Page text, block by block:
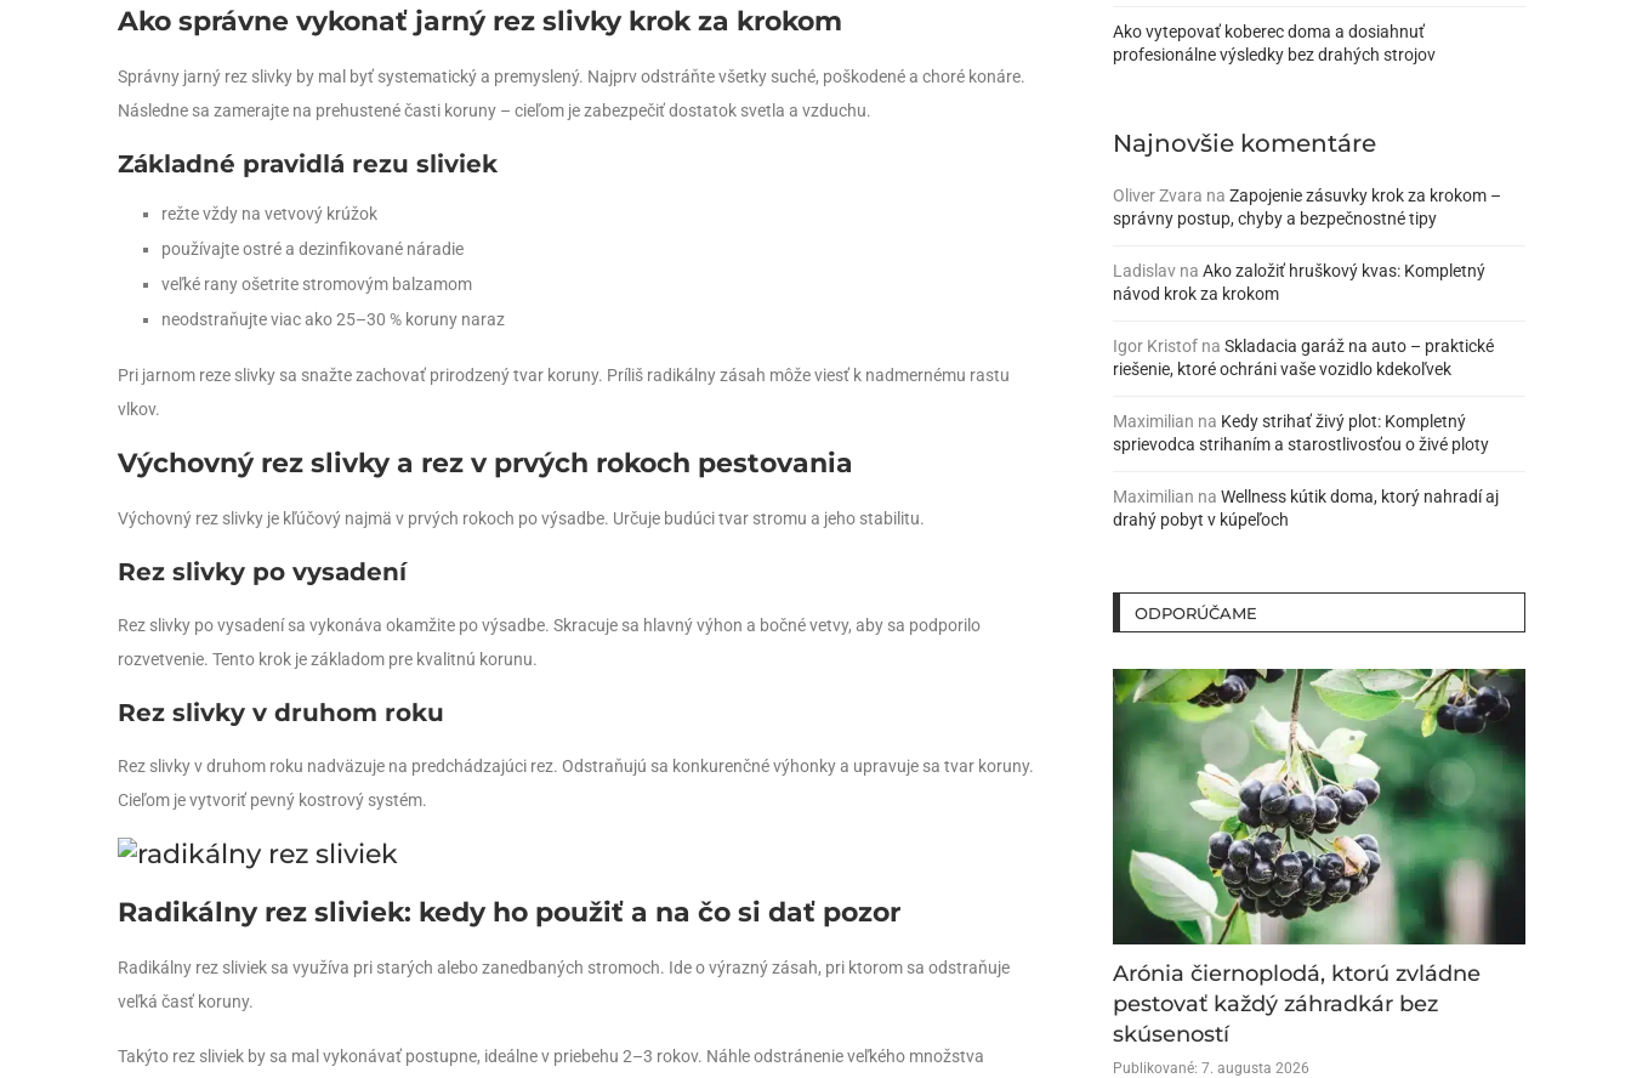
Ako správne vykonať jarný rez slivky krok za krokom
Správny jarný rez slivky by mal byť systematický a premyslený. Najprv odstráňte všetky suché, poškodené a choré konáre.
Následne sa zamerajte na prehustené časti koruny – cieľom je zabezpečiť dostatok svetla a vzduchu.
Základné pravidlá rezu sliviek
režte vždy na vetvový krúžok
používajte ostré a dezinfikované náradie
veľké rany ošetrite stromovým balzamom
neodstraňujte viac ako 25–30 % koruny naraz
Pri jarnom reze slivky sa snažte zachovať prirodzený tvar koruny. Príliš radikálny zásah môže viesť k nadmernému rastu
vlkov.
Výchovný rez slivky a rez v prvých rokoch pestovania
Výchovný rez slivky je kľúčový najmä v prvých rokoch po výsadbe. Určuje budúci tvar stromu a jeho stabilitu.
Rez slivky po vysadení
Rez slivky po vysadení sa vykonáva okamžite po výsadbe. Skracuje sa hlavný výhon a bočné vetvy, aby sa podporilo
rozvetvenie. Tento krok je základom pre kvalitnú korunu.
Rez slivky v druhom roku
Rez slivky v druhom roku nadväzuje na predchádzajúci rez. Odstraňujú sa konkurenčné výhonky a upravuje sa tvar koruny.
Cieľom je vytvoriť pevný kostrový systém.
Radikálny rez sliviek: kedy ho použiť a na čo si dať pozor
Radikálny rez sliviek sa využíva pri starých alebo zanedbaných stromoch. Ide o výrazný zásah, pri ktorom sa odstraňuje
veľká časť koruny.
Takýto rez sliviek by sa mal vykonávať postupne, ideálne v priebehu 2–3 rokov. Náhle odstránenie veľkého množstva
Ako vytepovať koberec doma a dosiahnuť
profesionálne výsledky bez drahých strojov
Najnovšie komentáre
Oliver Zvara na Zapojenie zásuvky krok za krokom –
správny postup, chyby a bezpečnostné tipy
Ladislav na Ako založiť hruškový kvas: Kompletný
návod krok za krokom
Igor Kristof na Skladacia garáž na auto – praktické
riešenie, ktoré ochráni vaše vozidlo kdekoľvek
Maximilian na Kedy strihať živý plot: Kompletný
sprievodca strihaním a starostlivosťou o živé ploty
Maximilian na Wellness kútik doma, ktorý nahradí aj
drahý pobyt v kúpeľoch
ODPORÚČAME
Arónia čiernoplodá, ktorú zvládne
pestovať každý záhradkár bez
skúseností
Publikované: 7. augusta 2026